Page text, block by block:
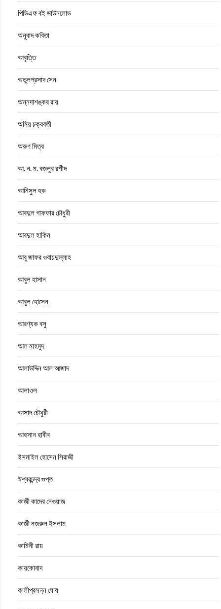
পিডিএফ বই ডাউনলোড
অনুবাদ কবিতা
আবৃত্তি
অতুলপ্রসাদ সেন
অন্নদাশঙ্কর রায়
অমিয় চক্রবর্তী
অরুণ মিত্র
আ. ন. ম. বজলুর রশীদ
আনিসুল হক
আবদুল গাফফার চৌধুরী
আবদুল হাকিম
আবু জাফর ওবায়দুল্লাহ
আবুল হাসান
আবুল হোসেন
আরণ্যক বসু
আল মাহমুদ
আলাউদ্দিন আল আজাদ
আলাওল
আসাদ চৌধুরী
আহসান হাবীব
ইসমাইল হোসেন সিরাজী
ঈশ্বরচন্দ্র গুপ্ত
কাজী কাদের নেওয়াজ
কাজী নজরুল ইসলাম
কামিনী রায়
কায়কোবাদ
কালীপ্রসন্ন ঘোষ